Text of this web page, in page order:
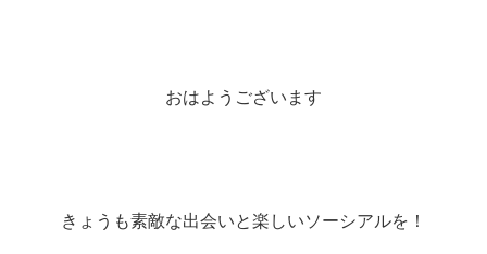
おはようございます
きょうも素敵な出会いと楽しいソーシアルを！